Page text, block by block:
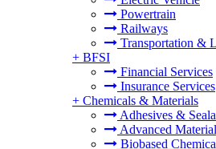
Powertrain
Railways
Transportation &
+ BFSI
Financial Services
Insurance Services
+ Chemicals & Materials
Adhesives &
Advanced
Biobased